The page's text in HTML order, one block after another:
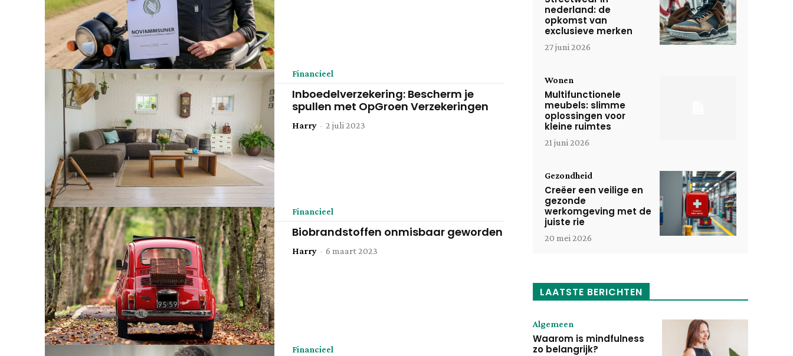
Financieel
Inboedelverzekering: Bescherm je
spullen met OpGroen Verzekeringen
Harry - 2 juli 2023
Financieel
Biobrandstoffen onmisbaar geworden
Harry - 6 maart 2023
Financieel
nederland: de
opkomst van
exclusieve merken
27 juni 2026
Wonen
Multifunctionele
meubels: slimme
oplossingen voor
kleine ruimtes
21 juni 2026
Gezondheid
Creëer een veilige en
gezonde
werkomgeving met de
juiste rie
20 mei 2026
LAATSTE BERICHTEN
Algemeen
Waarom is mindfulness
zo belangrijk?